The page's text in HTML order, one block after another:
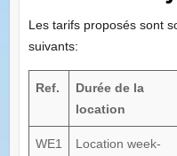
Les tarifs proposés sont
suivants:
Ref.
Durée de la
location
WE1
Location week-